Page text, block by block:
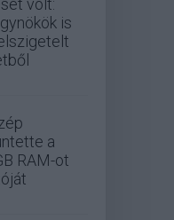
is
a
RAM-ot